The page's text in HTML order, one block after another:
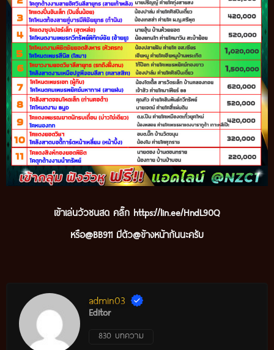
เข้าเล่นวัวชนสด คลิ๊ก https://lin.ee/HndL90Q
หรือ@BB911 มีตัว@ข้างหน้ากันนะครับ
admin03
Editor
830 บทความ